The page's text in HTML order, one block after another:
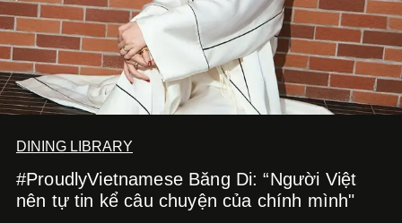
DINING LIBRARY
#ProudlyVietnamese Băng Di: “Người Việt
nên tự tin kể câu chuyện của chính mình"